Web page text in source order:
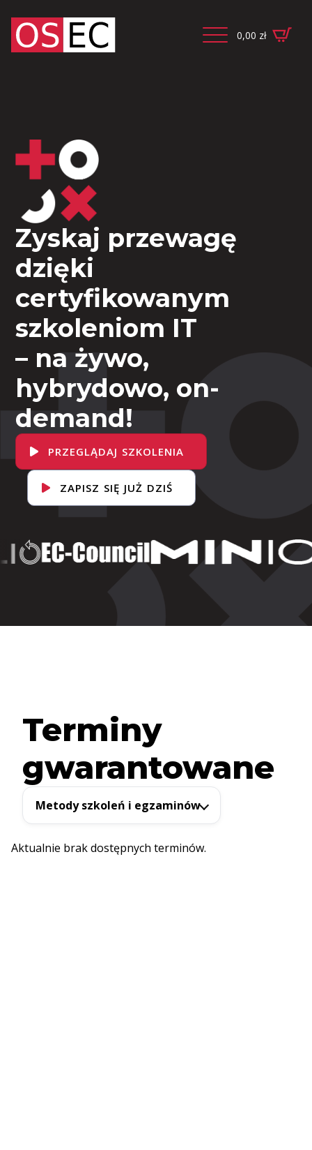
0,00 zł
Zyskaj przewagę
dzięki
certyfikowanym
szkoleniom IT
– na żywo,
hybrydowo, on-
demand!
PRZEGLĄDAJ SZKOLENIA
ZAPISZ SIĘ JUŻ DZIŚ
Terminy
gwarantowane
Metody szkoleń i egzaminów
Aktualnie brak dostępnych terminów.